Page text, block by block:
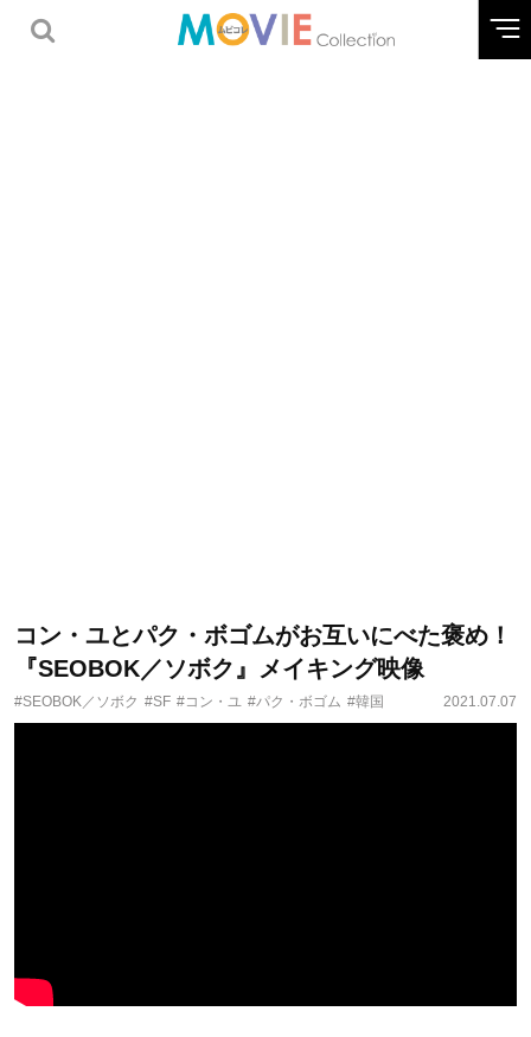
コン・ユとパク・ボゴムがお互いにべた褒め！
『SEOBOK／ソボク』メイキング映像
#SEOBOK／ソボク #SF #コン・ユ #パク・ボゴム #韓国 2021.07.07